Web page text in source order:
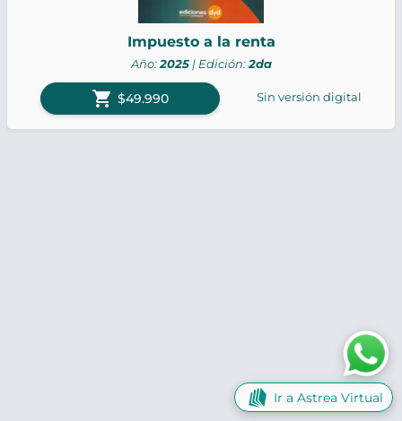
Impuesto a la renta
Año:2025| Edición:2da
shopping_cart $49.990 Sin versión digital
Ir a Astrea Virtual